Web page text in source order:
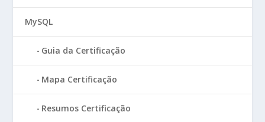
MySQL
Guia da Certificação
Mapa Certificação
Resumos Certificação